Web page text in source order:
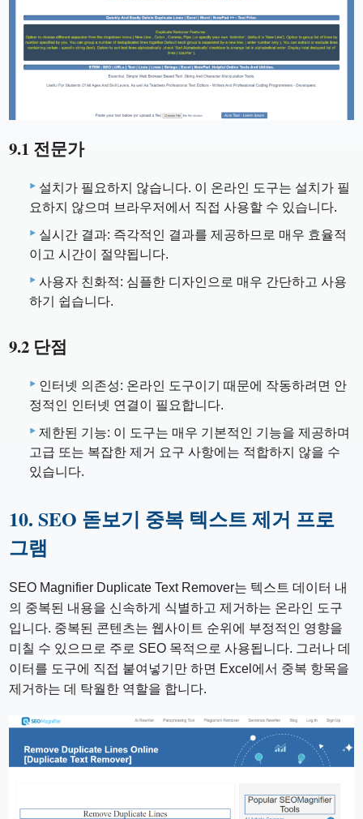
9.1 전문가
설치가 필요하지 않습니다. 이 온라인 도구는 설치가 필
요하지 않으며 브라우저에서 직접 사용할 수 있습니다.
실시간 결과: 즉각적인 결과를 제공하므로 매우 효율적
이고 시간이 절약됩니다.
사용자 친화적: 심플한 디자인으로 매우 간단하고 사용
하기 쉽습니다.
9.2 단점
인터넷 의존성: 온라인 도구이기 때문에 작동하려면 안
정적인 인터넷 연결이 필요합니다.
제한된 기능: 이 도구는 매우 기본적인 기능을 제공하며
고급 또는 복잡한 제거 요구 사항에는 적합하지 않을 수
있습니다.
10. SEO 돋보기 중복 텍스트 제거 프로
그램
SEO Magnifier Duplicate Text Remover는 텍스트 데이터 내
의 중복된 내용을 신속하게 식별하고 제거하는 온라인 도구
입니다. 중복된 콘텐츠는 웹사이트 순위에 부정적인 영향을
미칠 수 있으므로 주로 SEO 목적으로 사용됩니다. 그러나 데
이터를 도구에 직접 붙여넣기만 하면 Excel에서 중복 항목을
제거하는 데 탁월한 역할을 합니다.